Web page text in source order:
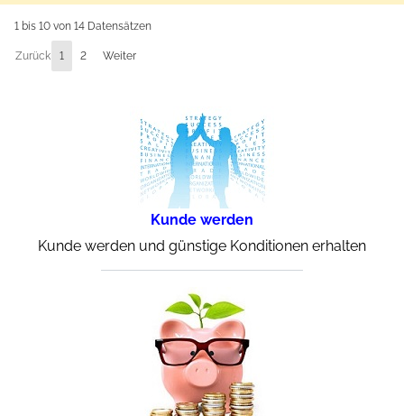
1 bis 10 von 14 Datensätzen
Zurück 1 2 Weiter
Kunde werden
Kunde werden und günstige Konditionen erhalten